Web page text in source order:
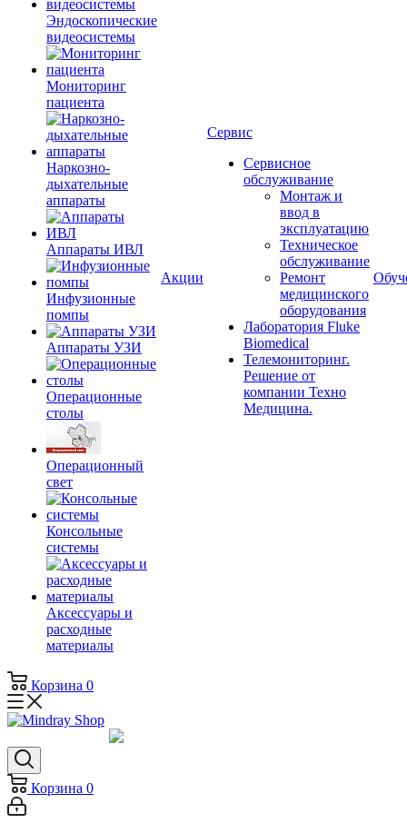
Эндоскопические
видеосистемы
Мониторинг
пациента
Наркозно-
дыхательные
аппараты
Аппараты ИВЛ
Инфузионные
помпы
Аппараты УЗИ
Операционные
столы
Операционный
свет
Консольные
системы
Аксессуары и
расходные
материалы
Акции
Сервис
Сервисное
обслуживание
Монтаж и
ввод в
эксплуатацию
Техническое
обслуживание
Ремонт
медицинского
оборудования
Лаборатория Fluke
Biomedical
Телемониторинг.
Решение от
компании Техно
Медицина.
Корзина 0
Корзина 0